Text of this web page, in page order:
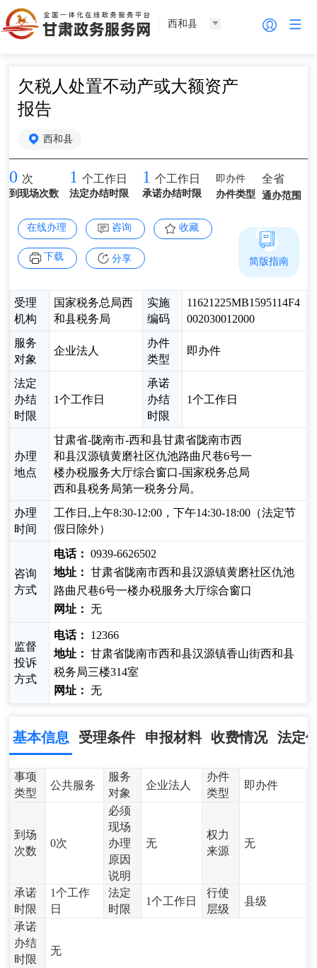
西和县
欠税人处置不动产或大额资产
报告
西和县
0 次
到现场次数
1 个工作日
法定办结时限
1 个工作日
承诺办结时限
即办件
办件类型
全省
通办范围
在线办理 咨询 收藏
下载 分享
受理
机构
国家税务总局西
和县税务局
实施
编码
11621225MB1595114F4
002030012000
服务
对象
企业法人
办件
类型
即办件
法定
办结
时限
1个工作日
承诺
办结
时限
1个工作日
办理
地点
甘肃省-陇南市-西和县甘肃省陇南市西
和县汉源镇黄磨社区仇池路曲尺巷6号一
楼办税服务大厅综合窗口-国家税务总局
西和县税务局第一税务分局。
办理
时间
工作日,上午8:30-12:00，下午14:30-18:00（法定节
假日除外）
咨询
方式
电话： 0939-6626502
地址： 甘肃省陇南市西和县汉源镇黄磨社区仇池
路曲尺巷6号一楼办税服务大厅综合窗口
网址： 无
监督
投诉
方式
电话：
12366
地址： 甘肃省陇南市西和县汉源镇香山街西和县
税务局三楼314室
网址： 无
简版指南
基本信息 受理条件 申报材料 收费情况 法定
事项
类型
公共服务
服务
对象
企业法人
办件
类型
即办件
到场
次数
0次
必须
现场
办理
原因
说明
无
权力
来源
无
承诺
时限
1个工作
日
法定
时限
1个工作日
行使
层级
县级
承诺
办结
时限
无